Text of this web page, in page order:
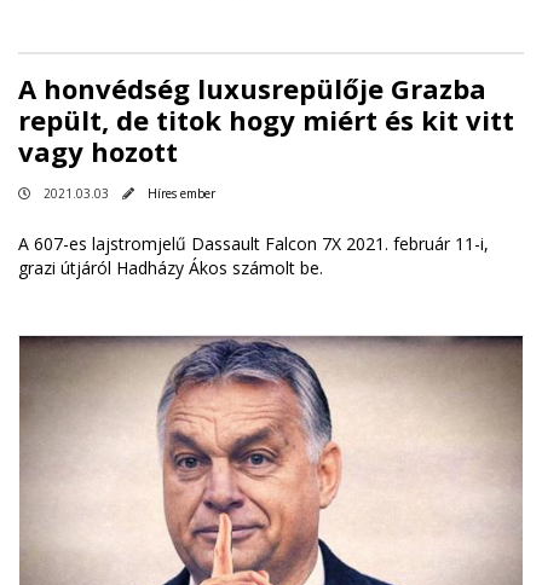
A honvédség luxusrepülője Grazba
repült, de titok hogy miért és kit vitt
vagy hozott
2021.03.03 Híres ember
A 607-es lajstromjelű Dassault Falcon 7X 2021. február 11-i,
grazi útjáról Hadházy Ákos számolt be.